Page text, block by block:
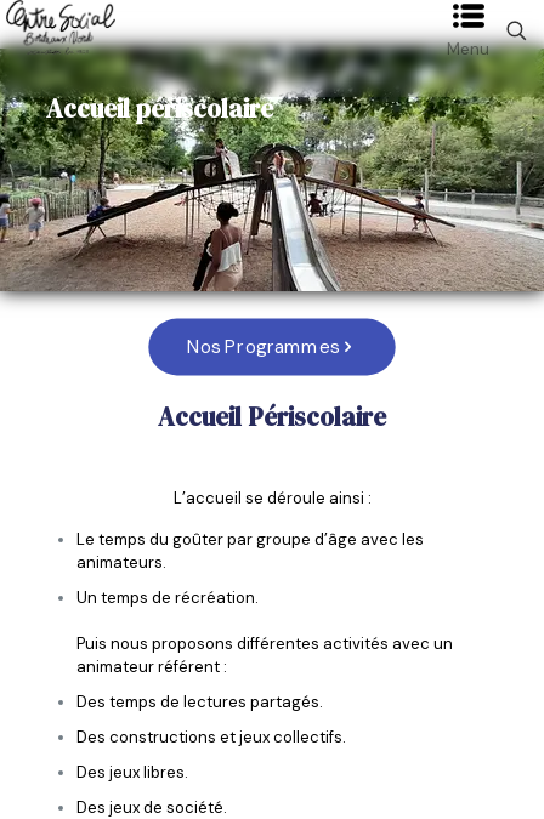
Menu
Accueil périscolaire
Nos Programmes
Accueil Périscolaire
L’accueil se déroule ainsi :
Le temps du goûter par groupe d’âge avec les
animateurs.
Un temps de récréation.
Puis nous proposons différentes activités avec un
animateur référent :
Des temps de lectures partagés.
Des constructions et jeux collectifs.
Des jeux libres.
Des jeux de société.